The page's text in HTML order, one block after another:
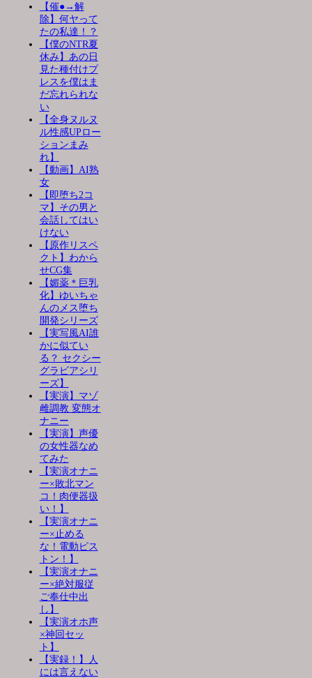
【催●→解
除】何ヤって
たの私達！？
【僕のNTR夏
休み】あの日
見た種付けプ
レスを僕はま
だ忘れられな
い
【全身ヌルヌ
ル性感UPロー
ションまみ
れ】
【動画】AI熟
女
【即堕ち2コ
マ】その男と
会話してはい
けない
【原作リスペ
クト】わから
せCG集
【媚薬＊巨乳
化】ゆいちゃ
んのメス堕ち
開発シリーズ
【実写風AI誰
かに似てい
る？ セクシー
グラビアシリ
ーズ】
【実演】マゾ
雌調教 変態オ
ナニー
【実演】声優
の女性器なめ
てみた
【実演オナニ
ー×敗北マン
コ！肉便器扱
い！】
【実演オナニ
ー×止める
な！電動ピス
トン！】
【実演オナニ
ー×絶対服従
ご奉仕中出
し】
【実演オホ声
×神回セッ
ト】
【実録！】人
には言えない